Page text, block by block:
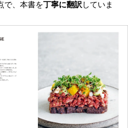
で、本書を丁寧に翻訳 していま